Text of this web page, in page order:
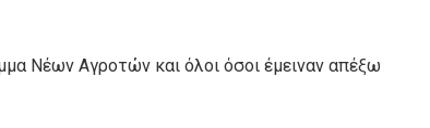
Νέων Αγροτών και όλοι όσοι έμειναν απέξω